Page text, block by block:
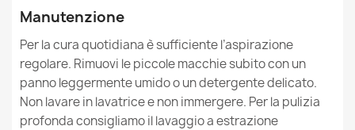
Tappeto Imitazione pelle di bovino, Mucca G5070-2
pelle maro bianca
39,90 €
Manutenzione
Per la cura quotidiana è sufficiente l’aspirazione
regolare. Rimuovi le piccole macchie subito con un
panno leggermente umido o un detergente delicato.
Non lavare in lavatrice e non immergere. Per la pulizia
profonda consigliamo il lavaggio a estrazione